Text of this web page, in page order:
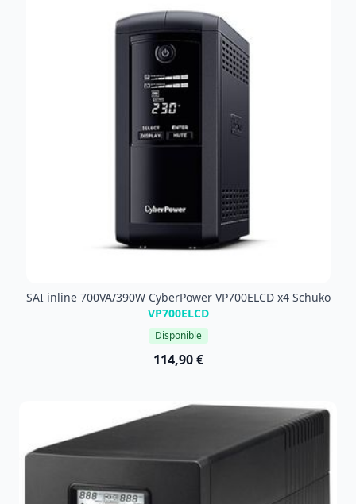
SAI inline 700VA/390W CyberPower VP700ELCD x4 Schuko
VP700ELCD
Disponible
114,90 €